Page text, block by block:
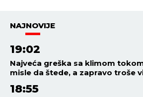
NAJNOVIJE
19:02
Najveća greška sa klimom
misle da štede, a zapravo troše
18:55